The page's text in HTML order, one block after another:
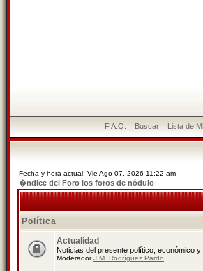
F.A.Q. Buscar Lista de
Fecha y hora actual: Vie Ago 07, 2026 11:22 am
�ndice del Foro los foros de nódulo
Política
Actualidad
Noticias del presente político, económico y
ModeradorJ.M. Rodríguez Pardo